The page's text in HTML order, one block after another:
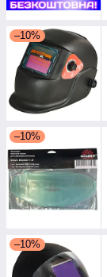
–10%
–10%
–10%